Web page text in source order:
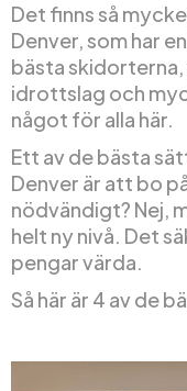
Det finns så
Denver, som har
bästa
idrottslag och
något för alla här.
Ett av de bästa
Denver är att bo
nödvändigt? Nej,
helt ny nivå. Det
pengar värda.
Så här är 4 av de